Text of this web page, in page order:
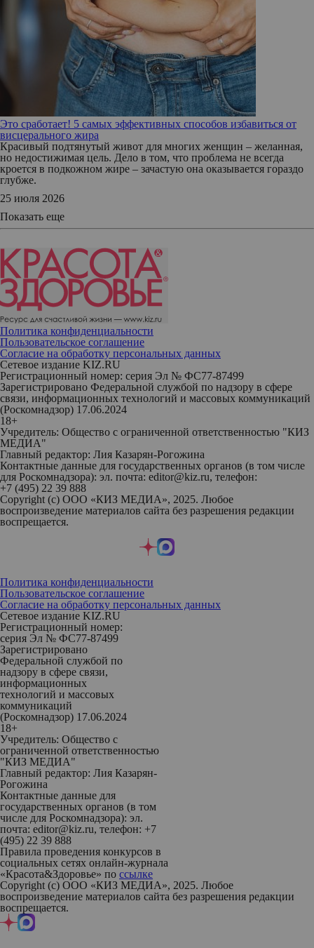
Это сработает! 5 самых эффективных способов избавиться от
висцерального жира
Красивый подтянутый живот для многих женщин – желанная,
но недостижимая цель. Дело в том, что проблема не всегда
кроется в подкожном жире – зачастую она оказывается гораздо
глубже.
25 июля 2026
Показать еще
Политика конфиденциальности
Пользовательское соглашение
Согласие на обработку персональных данных
Сетевое издание KIZ.RU
Регистрационный номер: серия Эл № ФС77-87499
Зарегистрировано Федеральной службой по надзору в сфере
связи, информационных технологий и массовых коммуникаций
(Роскомнадзор) 17.06.2024
18+
Учредитель: Общество с ограниченной ответственностью "КИЗ
МЕДИА"
Главный редактор: Лия Казарян-Рогожина
Контактные данные для государственных органов (в том числе
для Роскомнадзора): эл. почта: editor@kiz.ru, телефон:
+7 (495) 22 39 888
Copyright (с) ООО «КИЗ МЕДИА», 2025. Любое
воспроизведение материалов сайта без разрешения редакции
воспрещается.
Политика конфиденциальности
Пользовательское соглашение
Согласие на обработку персональных данных
Сетевое издание KIZ.RU
Регистрационный номер:
серия Эл № ФС77-87499
Зарегистрировано
Федеральной службой по
надзору в сфере связи,
информационных
технологий и массовых
коммуникаций
(Роскомнадзор) 17.06.2024
18+
Учредитель: Общество с
ограниченной ответственностью
"КИЗ МЕДИА"
Главный редактор: Лия Казарян-
Рогожина
Контактные данные для
государственных органов (в том
числе для Роскомнадзора): эл.
почта: editor@kiz.ru, телефон: +7
(495) 22 39 888
Правила проведения конкурсов в
социальных сетях онлайн-журнала
«Красота&Здоровье» по ссылке
Copyright (с) ООО «КИЗ МЕДИА», 2025. Любое
воспроизведение материалов сайта без разрешения редакции
воспрещается.